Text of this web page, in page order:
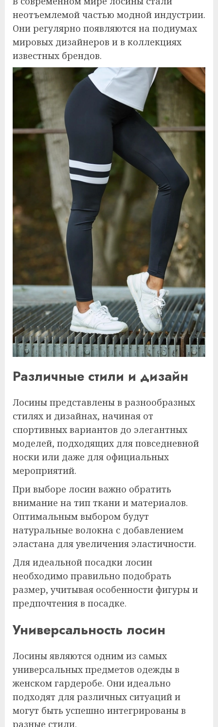
неотъемлемой частью модной индустрии.
Они регулярно появляются на подиумах
мировых дизайнеров и в коллекциях
известных брендов.
Различные стили и дизайн
Лосины представлены в разнообразных
стилях и дизайнах, начиная от
спортивных вариантов до элегантных
моделей, подходящих для повседневной
носки или даже для официальных
мероприятий.
При выборе лосин важно обратить
внимание на тип ткани и материалов.
Оптимальным выбором будут
натуральные волокна с добавлением
эластана для увеличения эластичности.
Для идеальной посадки лосин
необходимо правильно подобрать
размер, учитывая особенности фигуры и
предпочтения в посадке.
Универсальность лосин
Лосины являются одним из самых
универсальных предметов одежды в
женском гардеробе. Они идеально
подходят для различных ситуаций и
могут быть успешно интегрированы в
разные стили.